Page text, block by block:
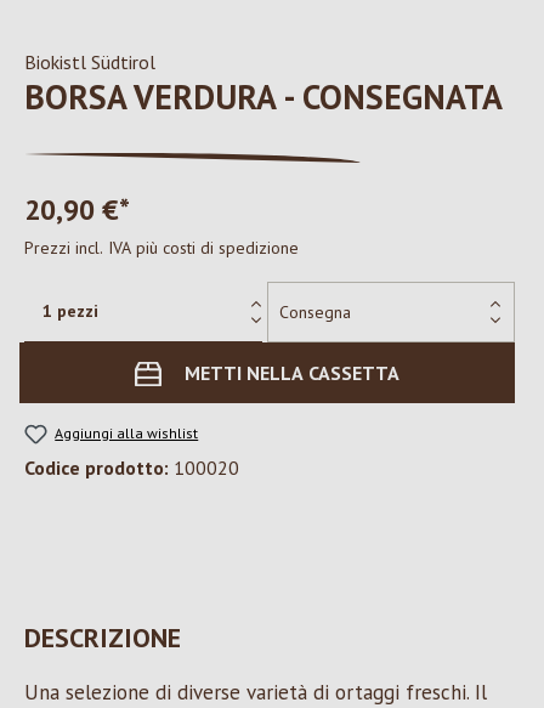
Biokistl Südtirol
BORSA VERDURA - CONSEGNATA
20,90 €*
Prezzi incl. IVA più costi di spedizione
METTI NELLA CASSETTA
Aggiungi alla wishlist
Codice prodotto: 100020
DESCRIZIONE
Una selezione di diverse varietà di ortaggi freschi. Il